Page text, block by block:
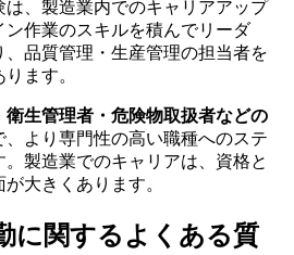
、製造業内でのキャリアアップ
ン作業のスキルを積んでリーダ
品質管理・生産管理の担当者を
ます。
衛生管理者・危険物取扱者などの
、より専門性の高い職種へのステ
製造業でのキャリアは、資格と
大きくあります。
に関するよくある質